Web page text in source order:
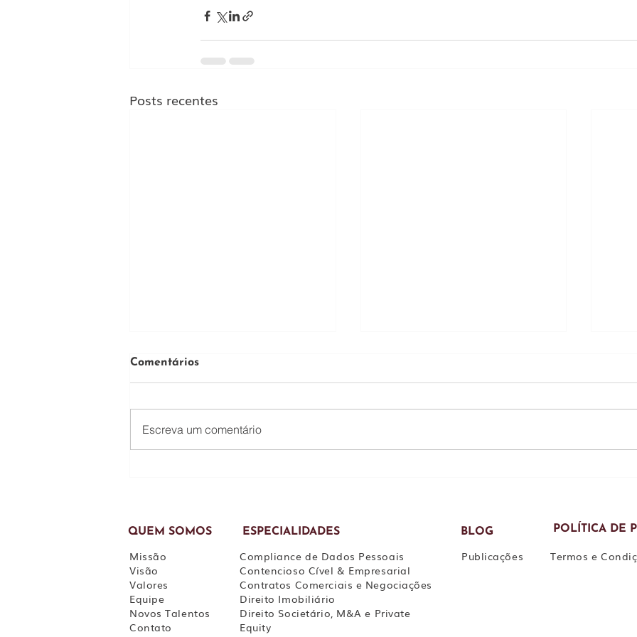
Posts recentes
decisão do STF
Comentários
Escreva um comentário
BLOG
ESPECIALIDADES
QUEM SOMOS
Missão
Visão
Valores
Equipe
Novos Talentos
Contato
Compliance de Dados Pessoais
Contencioso Cível & Empresarial
Contratos Comerciais e Negociações
Direito Imobiliário
Direito Societário, M&A e Private
Equity
Publicações
POLÍTICA DE
Termos e